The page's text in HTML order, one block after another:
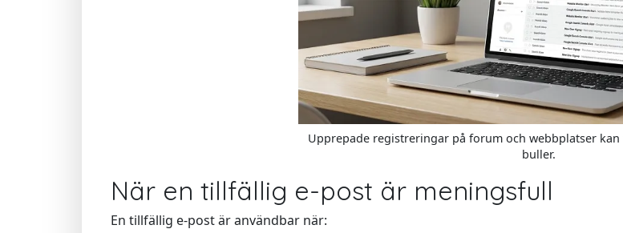
Upprepade registreringar på forum och webbplatser
buller.
När en tillfällig e-post är meningsfull
En tillfällig e-post är användbar när: